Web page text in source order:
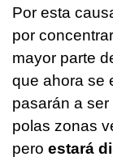
Por esta
por
mayor parte
que ahora se
pasarán a
polas zonas
pero estará